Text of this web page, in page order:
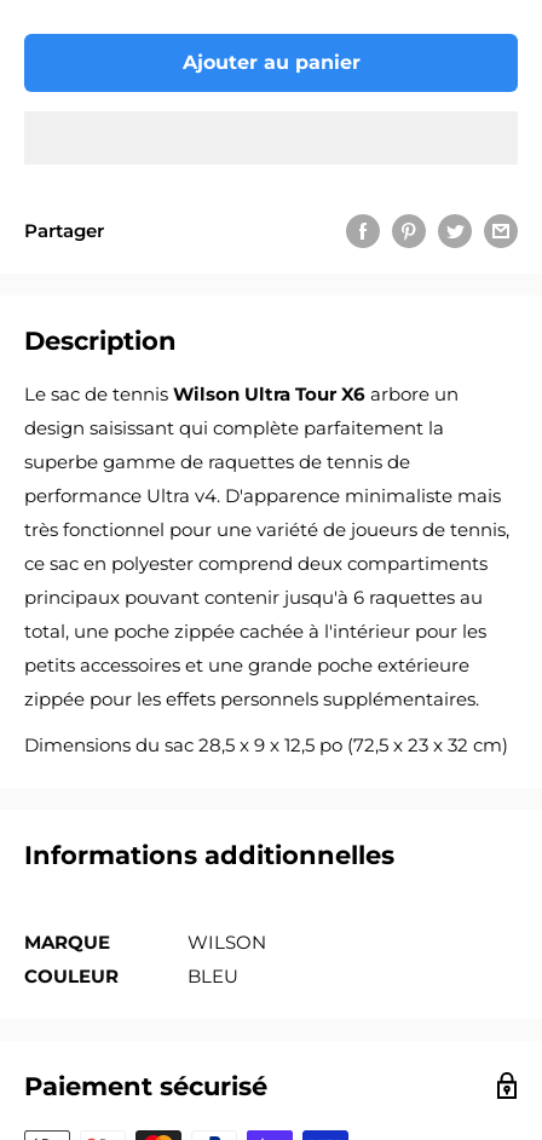
Ajouter au panier
Partager
Description
Le sac de tennis Wilson Ultra Tour X6 arbore un
design saisissant qui complète parfaitement la
superbe gamme de raquettes de tennis de
performance Ultra v4. D'apparence minimaliste mais
très fonctionnel pour une variété de joueurs de tennis,
ce sac en polyester comprend deux compartiments
principaux pouvant contenir jusqu'à 6 raquettes au
total, une poche zippée cachée à l'intérieur pour les
petits accessoires et une grande poche extérieure
zippée pour les effets personnels supplémentaires.
Dimensions du sac 28,5 x 9 x 12,5 po (72,5 x 23 x 32 cm)
Informations additionnelles
MARQUE
WILSON
COULEUR
BLEU
Paiement sécurisé